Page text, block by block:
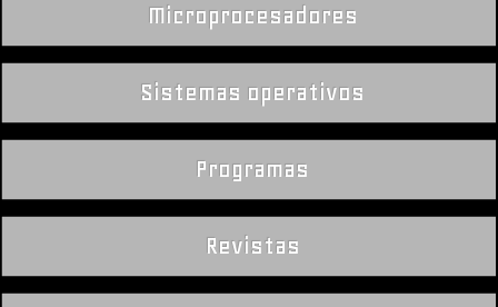
Microprocesadores
Sistemas operativos
Programas
Revistas